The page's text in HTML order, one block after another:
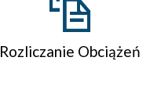
Rozliczanie Obciążeń